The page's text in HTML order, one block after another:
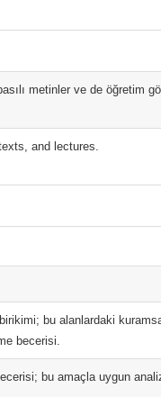
metinler ve de öğretim
and lectures.
bu alanlardaki
becerisi.
bu amaçla uygun